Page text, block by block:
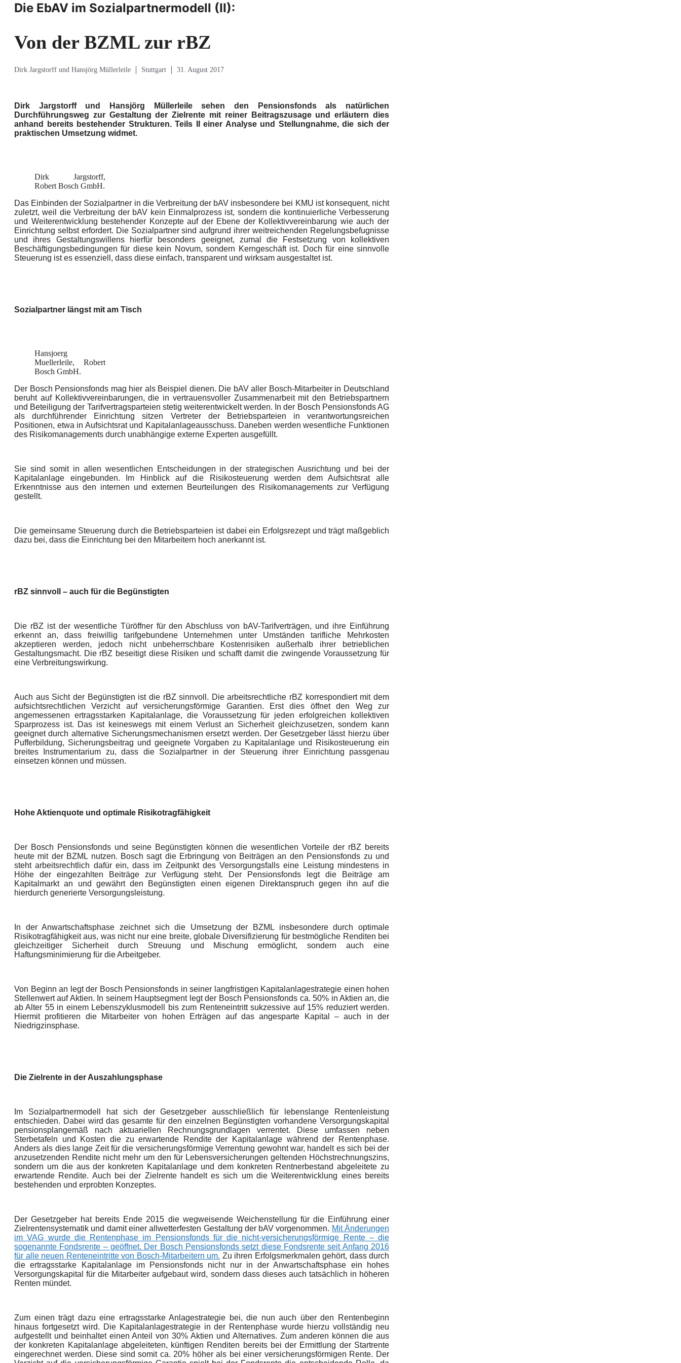
Die EbAV im Sozialpartnermodell (II):
Von der BZML zur rBZ
Dirk Jargstorff und Hansjörg Müllerleile Stuttgart 31. August 2017
Dirk Jargstorff und Hansjörg Müllerleile sehen den Pensionsfonds als natürlichen
Durchführungsweg zur Gestaltung der Zielrente mit reiner Beitragszusage und erläutern dies
anhand bereits bestehender Strukturen. Teils II einer Analyse und Stellungnahme, die sich der
praktischen Umsetzung widmet.
Dirk Jargstorff,
Robert Bosch GmbH.
Das Einbinden der Sozialpartner in die Verbreitung der bAV insbesondere bei KMU ist konsequent, nicht
zuletzt, weil die Verbreitung der bAV kein Einmalprozess ist, sondern die kontinuierliche Verbesserung
und Weiterentwicklung bestehender Konzepte auf der Ebene der Kollektivvereinbarung wie auch der
Einrichtung selbst erfordert. Die Sozialpartner sind aufgrund ihrer weitreichenden Regelungsbefugnisse
und ihres Gestaltungswillens hierfür besonders geeignet, zumal die Festsetzung von kollektiven
Beschäftigungsbedingungen für diese kein Novum, sondern Kerngeschäft ist. Doch für eine sinnvolle
Steuerung ist es essenziell, dass diese einfach, transparent und wirksam ausgestaltet ist.
Sozialpartner längst mit am Tisch
Hansjoerg
Muellerleile, Robert
Bosch GmbH.
Der Bosch Pensionsfonds mag hier als Beispiel dienen. Die bAV aller Bosch-Mitarbeiter in Deutschland
beruht auf Kollektivvereinbarungen, die in vertrauensvoller Zusammenarbeit mit den Betriebspartnern
und Beteiligung der Tarifvertragsparteien stetig weiterentwickelt werden. In der Bosch Pensionsfonds AG
als durchführender Einrichtung sitzen Vertreter der Betriebsparteien in verantwortungsreichen
Positionen, etwa in Aufsichtsrat und Kapitalanlageausschuss. Daneben werden wesentliche Funktionen
des Risikomanagements durch unabhängige externe Experten ausgefüllt.
Sie sind somit in allen wesentlichen Entscheidungen in der strategischen Ausrichtung und bei der
Kapitalanlage eingebunden. Im Hinblick auf die Risikosteuerung werden dem Aufsichtsrat alle
Erkenntnisse aus den internen und externen Beurteilungen des Risikomanagements zur Verfügung
gestellt.
Die gemeinsame Steuerung durch die Betriebsparteien ist dabei ein Erfolgsrezept und trägt maßgeblich
dazu bei, dass die Einrichtung bei den Mitarbeitern hoch anerkannt ist.
rBZ sinnvoll – auch für die Begünstigten
Die rBZ ist der wesentliche Türöffner für den Abschluss von bAV-Tarifverträgen, und ihre Einführung
erkennt an, dass freiwillig tarifgebundene Unternehmen unter Umständen tarifliche Mehrkosten
akzeptieren werden, jedoch nicht unbeherrschbare Kostenrisiken außerhalb ihrer betrieblichen
Gestaltungsmacht. Die rBZ beseitigt diese Risiken und schafft damit die zwingende Voraussetzung für
eine Verbreitungswirkung.
Auch aus Sicht der Begünstigten ist die rBZ sinnvoll. Die arbeitsrechtliche rBZ korrespondiert mit dem
aufsichtsrechtlichen Verzicht auf versicherungsförmige Garantien. Erst dies öffnet den Weg zur
angemessenen ertragsstarken Kapitalanlage, die Voraussetzung für jeden erfolgreichen kollektiven
Sparprozess ist. Das ist keineswegs mit einem Verlust an Sicherheit gleichzusetzen, sondern kann
geeignet durch alternative Sicherungsmechanismen ersetzt werden. Der Gesetzgeber lässt hierzu über
Pufferbildung, Sicherungsbeitrag und geeignete Vorgaben zu Kapitalanlage und Risikosteuerung ein
breites Instrumentarium zu, dass die Sozialpartner in der Steuerung ihrer Einrichtung passgenau
einsetzen können und müssen.
Hohe Aktienquote und optimale Risikotragfähigkeit
Der Bosch Pensionsfonds und seine Begünstigten können die wesentlichen Vorteile der rBZ bereits
heute mit der BZML nutzen. Bosch sagt die Erbringung von Beiträgen an den Pensionsfonds zu und
steht arbeitsrechtlich dafür ein, dass im Zeitpunkt des Versorgungsfalls eine Leistung mindestens in
Höhe der eingezahlten Beiträge zur Verfügung steht. Der Pensionsfonds legt die Beiträge am
Kapitalmarkt an und gewährt den Begünstigten einen eigenen Direktanspruch gegen ihn auf die
hierdurch generierte Versorgungsleistung.
In der Anwartschaftsphase zeichnet sich die Umsetzung der BZML insbesondere durch optimale
Risikotragfähigkeit aus, was nicht nur eine breite, globale Diversifizierung für bestmögliche Renditen bei
gleichzeitiger Sicherheit durch Streuung und Mischung ermöglicht, sondern auch eine
Haftungsminimierung für die Arbeitgeber.
Von Beginn an legt der Bosch Pensionsfonds in seiner langfristigen Kapitalanlagestrategie einen hohen
Stellenwert auf Aktien. In seinem Hauptsegment legt der Bosch Pensionsfonds ca. 50% in Aktien an, die
ab Alter 55 in einem Lebenszyklusmodell bis zum Renteneintritt sukzessive auf 15% reduziert werden.
Hiermit profitieren die Mitarbeiter von hohen Erträgen auf das angesparte Kapital – auch in der
Niedrigzinsphase.
Die Zielrente in der Auszahlungsphase
Im Sozialpartnermodell hat sich der Gesetzgeber ausschließlich für lebenslange Rentenleistung
entschieden. Dabei wird das gesamte für den einzelnen Begünstigten vorhandene Versorgungskapital
pensionsplangemäß nach aktuariellen Rechnungsgrundlagen verrentet. Diese umfassen neben
Sterbetafeln und Kosten die zu erwartende Rendite der Kapitalanlage während der Rentenphase.
Anders als dies lange Zeit für die versicherungsförmige Verrentung gewohnt war, handelt es sich bei der
anzusetzenden Rendite nicht mehr um den für Lebensversicherungen geltenden Höchstrechnungszins,
sondern um die aus der konkreten Kapitalanlage und dem konkreten Rentnerbestand abgeleitete zu
erwartende Rendite. Auch bei der Zielrente handelt es sich um die Weiterentwicklung eines bereits
bestehenden und erprobten Konzeptes.
Der Gesetzgeber hat bereits Ende 2015 die wegweisende Weichenstellung für die Einführung einer
Zielrentensystematik und damit einer allwetterfesten Gestaltung der bAV vorgenommen. Mit Änderungen
im VAG wurde die Rentenphase im Pensionsfonds für die nicht-versicherungsförmige Rente – die
sogenannte Fondsrente – geöffnet. Der Bosch Pensionsfonds setzt diese Fondsrente seit Anfang 2016
für alle neuen Renteneintritte von Bosch-Mitarbeitern um. Zu ihren Erfolgsmerkmalen gehört, dass durch
die ertragsstarke Kapitalanlage im Pensionsfonds nicht nur in der Anwartschaftsphase ein hohes
Versorgungskapital für die Mitarbeiter aufgebaut wird, sondern dass dieses auch tatsächlich in höheren
Renten mündet.
Zum einen trägt dazu eine ertragsstarke Anlagestrategie bei, die nun auch über den Rentenbeginn
hinaus fortgesetzt wird. Die Kapitalanlagestrategie in der Rentenphase wurde hierzu vollständig neu
aufgestellt und beinhaltet einen Anteil von 30% Aktien und Alternatives. Zum anderen können die aus
der konkreten Kapitalanlage abgeleiteten, künftigen Renditen bereits bei der Ermittlung der Startrente
eingerechnet werden. Diese sind somit ca. 20% höher als bei einer versicherungsförmigen Rente. Der